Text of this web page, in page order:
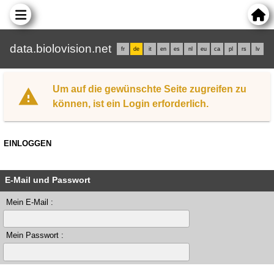
data.biolovision.net fr de it en es nl eu ca pl rs lv
Um auf die gewünschte Seite zugreifen zu
können, ist ein Login erforderlich.
EINLOGGEN
E-Mail und Passwort
Mein E-Mail :
Mein Passwort :